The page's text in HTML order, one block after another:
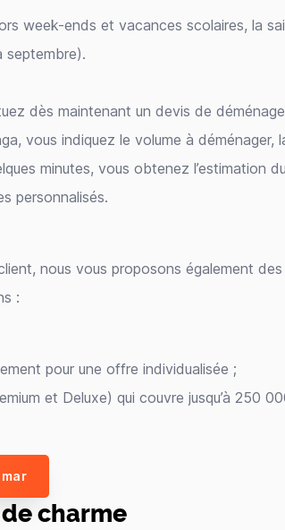
week-ends et vacances scolaires, la
septembre).
dès maintenant un devis de
vous indiquez le volume à déménager,
minutes, vous obtenez l’estimation
personnalisés.
nous vous proposons également
:
pour une offre individualisée ;
et Deluxe) qui couvre jusqu’à 250
charme